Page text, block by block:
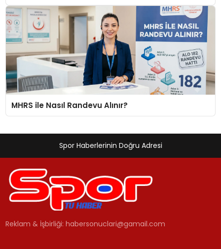
MHRS ile Nasıl Randevu Alınır?
Spor Haberlerinin Doğru Adresi
Reklam & İşbirliği:habersonuclari@gamail.com